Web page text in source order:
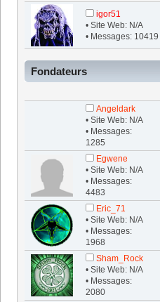
igor51
• Site Web: N/A
• Messages: 10419
Fondateurs
Angeldark
• Site Web: N/A
• Messages:
1285
Egwene
• Site Web: N/A
• Messages:
4483
Eric_71
• Site Web: N/A
• Messages:
1968
Sham_Rock
• Site Web: N/A
• Messages:
2080